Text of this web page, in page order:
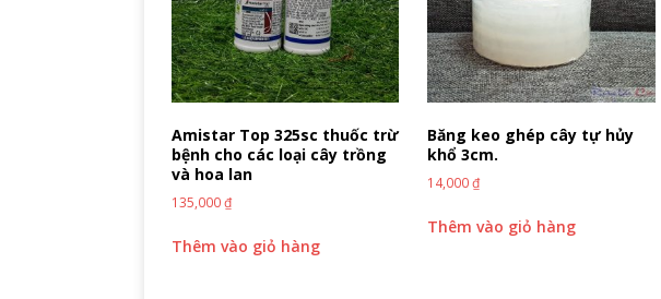
Amistar Top 325sc thuốc trừ
bệnh cho các loại cây trồng
và hoa lan
135,000₫
Thêm vào giỏ hàng
Băng keo ghép cây tự hủy
khổ 3cm.
14,000₫
Thêm vào giỏ hàng